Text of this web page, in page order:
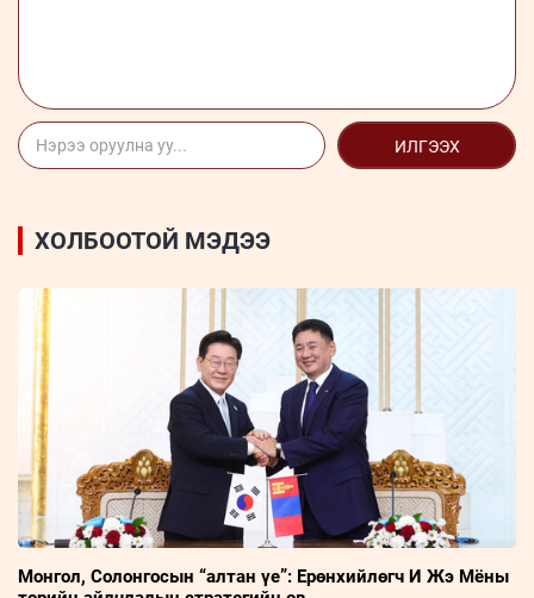
ИЛГЭЭХ
ХОЛБООТОЙ МЭДЭЭ
Монгол, Солонгосын “алтан үе”: Ерөнхийлөгч И Жэ Мёны